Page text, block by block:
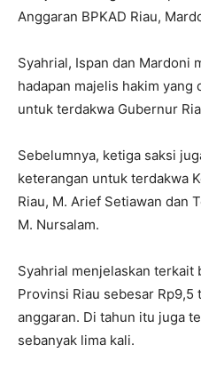
Anggaran BPKAD Riau,
Syahrial, Ispan dan Mardoni
hadapan majelis hakim yang
untuk terdakwa Gubernur
Sebelumnya, ketiga saksi
keterangan untuk terdakwa
Riau, M. Arief Setiawan dan
M. Nursalam.
Syahrial menjelaskan terkait
Provinsi Riau sebesar
anggaran. Di tahun itu juga
sebanyak lima kali.